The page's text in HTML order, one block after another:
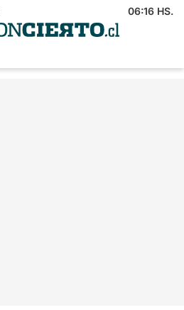
06:16 HS.